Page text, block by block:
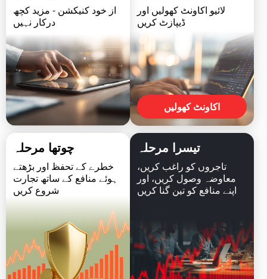
لائیو اکاونٹ کھولیں اور
ڈیپازٹ کریں
اکاونٹ کھولیں
از خود کنیکشن - مزید کچھ
درکار نہیں
تیسرا مرحلہ
تاجروں کو راغب کریں،
معاوضہ وصول کریں، اور
اپنے منافع کو تین گنا کریں
چوتھا مرحلہ
خطرے کے تحفظ اور بڑھتے
ہوئے منافع کے ساتھ تجارت
شروع کریں